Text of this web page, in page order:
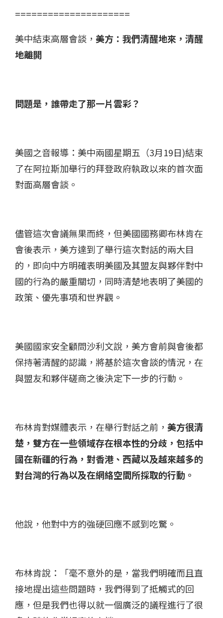
=====================
美中結束高層會談， 美方：我們清醒地來，清醒
地離開
問題是，誰帶走了那一片雲彩？
美國之音報導：美中兩國星期五（3月19日)結束
了在阿拉斯加舉行的拜登政府執政以來的首次面
對面高層會談。
儘管這次會議無果而終，但美國國務卿布林肯在
會後表示，美方達到了舉行這次對話的兩大目
的，即向中方明確表明美國及其盟友與夥伴對中
國的行為的嚴重關切，同時清楚地表明了美國的
政策、優先事項和世界觀。
美國國家安全顧問沙利文說，美方會前與會後都
保持著清醒的認識，將基於這次會談的情況，在
與盟友和夥伴磋商之後決定下一步的行動。
布林肯對媒體表示，在舉行對話之前， 美方很清
楚，雙方在一些領域存在根本性的分歧，包括中
國在新疆的行為，對香港、西藏以及越來越多的
對台灣的行為以及在網絡空間所採取的行動。
他說，他對中方的強硬回應不感到吃驚。
布林肯說：「毫不意外的是，當我們明確而且直
接地提出這些問題時，我們得到了抵觸式的回
應，但是我們也得以就一個廣泛的議程進行了很